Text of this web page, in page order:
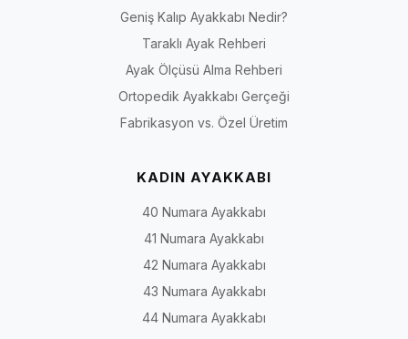
Geniş Kalıp Ayakkabı Nedir?
Taraklı Ayak Rehberi
Ayak Ölçüsü Alma Rehberi
Ortopedik Ayakkabı Gerçeği
Fabrikasyon vs. Özel Üretim
KADIN AYAKKABI
40 Numara Ayakkabı
41 Numara Ayakkabı
42 Numara Ayakkabı
43 Numara Ayakkabı
44 Numara Ayakkabı